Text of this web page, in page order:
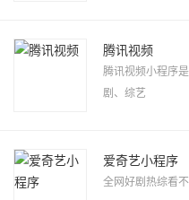
腾讯视频
腾讯视频小程序
剧、综艺
爱奇艺小程序
全网好剧热综看